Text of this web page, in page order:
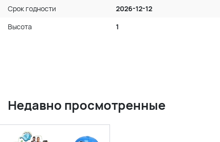
Срок годности
2026-12-12
Высота
1
Недавно просмотренные